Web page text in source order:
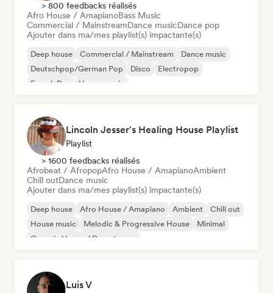
> 800 feedbacks réalisés
Afro House / AmapianoBass Music
Commercial / MainstreamDance musicDance pop
Ajouter dans ma/mes playlist(s) impactante(s)
Deep house Commercial / Mainstream
Dance music
Deutschpop/German Pop
Disco
Electropop
French Pop
House music
Lincoln Jesser's Healing House Playlist
Playlist
> 1600 feedbacks réalisés
Afrobeat / AfropopAfro House / AmapianoAmbient
Chill outDance music
Ajouter dans ma/mes playlist(s) impactante(s)
Deep house Afro House / Amapiano Ambient
Chill out
House music
Melodic & Progressive House
Minimal
Organic House / Downtempo
Luis V